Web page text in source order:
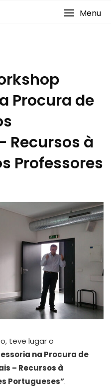
Menu
Procura de
Recursos à
Professores
teve lugar o
na Procura de
– Recursos à
Portugueses”.